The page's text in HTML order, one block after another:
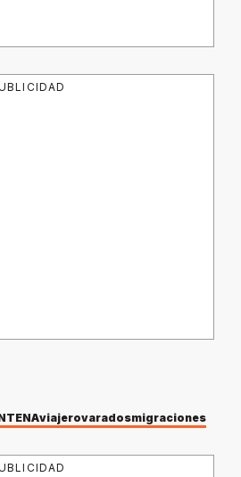
viajerovaradosmigraciones